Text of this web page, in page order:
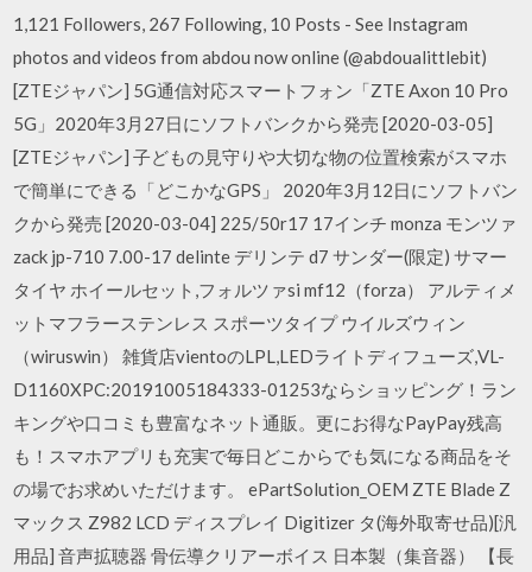
1,121 Followers, 267 Following, 10 Posts - See Instagram
photos and videos from abdou now online (@abdoualittlebit)
[ZTEジャパン] 5G通信対応スマートフォン「ZTE Axon 10 Pro
5G」2020年3月27日にソフトバンクから発売 [2020-03-05]
[ZTEジャパン] 子どもの見守りや大切な物の位置検索がスマホ
で簡単にできる「どこかなGPS」 2020年3月12日にソフトバン
クから発売 [2020-03-04] 225/50r17 17インチ monza モンツァ
zack jp-710 7.00-17 delinte デリンテ d7 サンダー(限定) サマー
タイヤ ホイールセット,フォルツァsi mf12（forza） アルティメ
ットマフラーステンレス スポーツタイプ ウイルズウィン
（wiruswin） 雑貨店vientoのLPL,LEDライトディフューズ,VL-
D1160XPC:20191005184333-01253ならショッピング！ラン
キングや口コミも豊富なネット通販。更にお得なPayPay残高
も！スマホアプリも充実で毎日どこからでも気になる商品をそ
の場でお求めいただけます。 ePartSolution_OEM ZTE Blade Z
マックス Z982 LCD ディスプレイ Digitizer タ(海外取寄せ品)[汎
用品] 音声拡聴器 骨伝導クリアーボイス 日本製（集音器） 【長